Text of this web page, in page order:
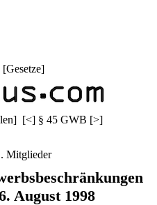
[Gesetze]
] [<] § 45 GWB [>]
Mitglieder
August 1998